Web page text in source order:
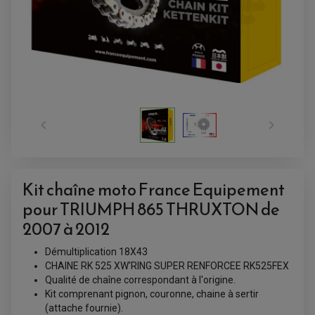
ACCESSOIRES QUAD
ACCESSOIRES ANODISES POUR QUAD
BOUCHON DE RÉSERVOIR QUAD
KIT DÉCO QUAD / SSV
POIGNÉE QUAD
PROTÈGE-MAINS
PONTETS / REHAUSSES DE GUIDON
REPOSE PIED QUAD
 
Kit chaîne moto France Equipement
pour TRIUMPH 865 THRUXTON de
2007 à 2012
Démultiplication 18X43
CHAINE RK 525 XW'RING SUPER RENFORCEE RK525FEX
Qualité de chaîne correspondant à l'origine.
Kit comprenant pignon, couronne, chaine à sertir
(attache fournie).